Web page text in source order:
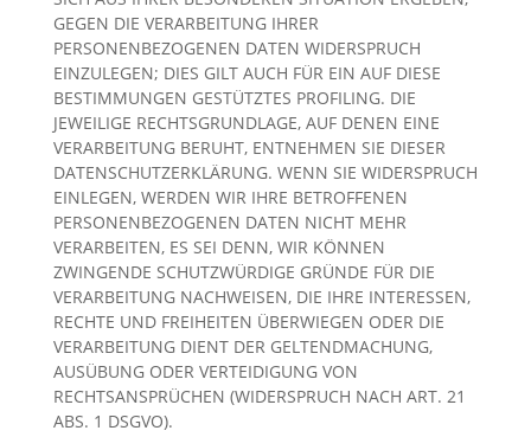
GEGEN DIE VERARBEITUNG IHRER
PERSONENBEZOGENEN DATEN WIDERSPRUCH
EINZULEGEN; DIES GILT AUCH FÜR EIN AUF DIESE
BESTIMMUNGEN GESTÜTZTES PROFILING. DIE
JEWEILIGE RECHTSGRUNDLAGE, AUF DENEN EINE
VERARBEITUNG BERUHT, ENTNEHMEN SIE DIESER
DATENSCHUTZERKLÄRUNG. WENN SIE WIDERSPRUCH
EINLEGEN, WERDEN WIR IHRE BETROFFENEN
PERSONENBEZOGENEN DATEN NICHT MEHR
VERARBEITEN, ES SEI DENN, WIR KÖNNEN
ZWINGENDE SCHUTZWÜRDIGE GRÜNDE FÜR DIE
VERARBEITUNG NACHWEISEN, DIE IHRE INTERESSEN,
RECHTE UND FREIHEITEN ÜBERWIEGEN ODER DIE
VERARBEITUNG DIENT DER GELTENDMACHUNG,
AUSÜBUNG ODER VERTEIDIGUNG VON
RECHTSANSPRÜCHEN (WIDERSPRUCH NACH ART. 21
ABS. 1 DSGVO).